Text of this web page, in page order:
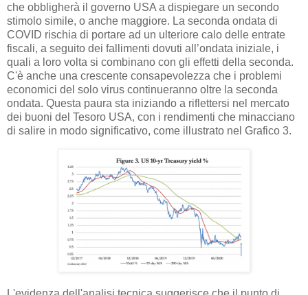
che obbligherà il governo USA a dispiegare un secondo
stimolo simile, o anche maggiore. La seconda ondata di
COVID rischia di portare ad un ulteriore calo delle entrate
fiscali, a seguito dei fallimenti dovuti all’ondata iniziale, i
quali a loro volta si combinano con gli effetti della seconda.
C'è anche una crescente consapevolezza che i problemi
economici del solo virus continueranno oltre la seconda
ondata. Questa paura sta iniziando a riflettersi nel mercato
dei buoni del Tesoro USA, con i rendimenti che minacciano
di salire in modo significativo, come illustrato nel Grafico 3.